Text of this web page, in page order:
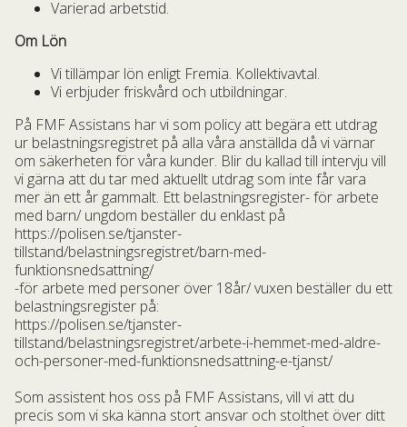
Varierad arbetstid.
Om Lön
Vi tillämpar lön enligt Fremia. Kollektivavtal.
Vi erbjuder friskvård och utbildningar.
På FMF Assistans har vi som policy att begära ett utdrag
ur belastningsregistret på alla våra anställda då vi värnar
om säkerheten för våra kunder. Blir du kallad till intervju vill
vi gärna att du tar med aktuellt utdrag som inte får vara
mer än ett år gammalt. Ett belastningsregister- för arbete
med barn/ ungdom beställer du enklast på
https://polisen.se/tjanster-
tillstand/belastningsregistret/barn-med-
funktionsnedsattning/
-för arbete med personer över 18år/ vuxen beställer du ett
belastningsregister på:
https://polisen.se/tjanster-
tillstand/belastningsregistret/arbete-i-hemmet-med-aldre-
och-personer-med-funktionsnedsattning-e-tjanst/
Som assistent hos oss på FMF Assistans, vill vi att du
precis som vi ska känna stort ansvar och stolthet över ditt